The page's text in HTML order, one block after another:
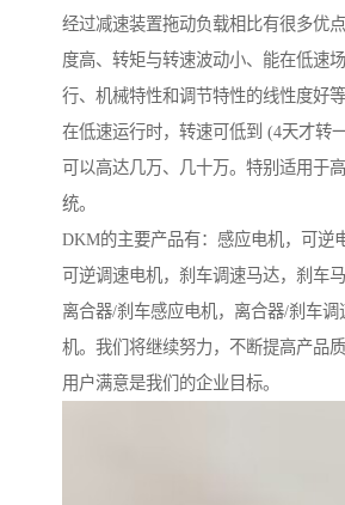
经过减速装置拖动负载相比有很多优
度高、转矩与转速波动小、能在低速
行、机械特性和调节特性的线性度好
在低速运行时，转速可低到 (4天才转
可以高达几万、几十万。特别适用于
统。
DKM的主要产品有：感应电机，可逆
可逆调速电机，刹车调速马达，刹车
离合器/刹车感应电机，离合器/刹车调
机。我们将继续努力，不断提高产品
用户满意是我们的企业目标。